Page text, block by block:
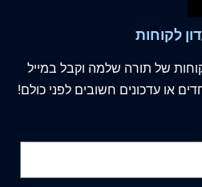
לקוחות
של תורה שלמה וקבל במייל
או עדכונים חשובים לפני כולם!